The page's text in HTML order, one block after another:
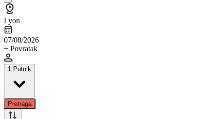
Lyon
07/08/2026
+ Povratak
1 Putnik
Pretraga